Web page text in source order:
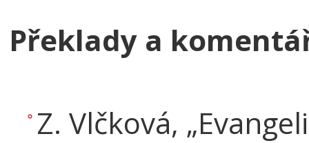
Překlady a
Z. Vlčková,